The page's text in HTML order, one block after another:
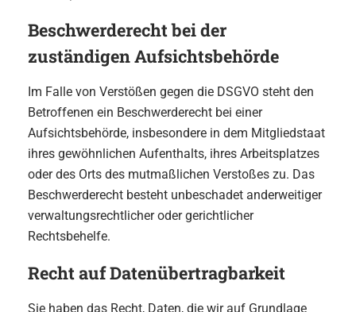
Beschwerde­recht bei der
zuständigen Aufsichts­behörde
Im Falle von Verstößen gegen die DSGVO steht den
Betroffenen ein Beschwerderecht bei einer
Aufsichtsbehörde, insbesondere in dem Mitgliedstaat
ihres gewöhnlichen Aufenthalts, ihres Arbeitsplatzes
oder des Orts des mutmaßlichen Verstoßes zu. Das
Beschwerderecht besteht unbeschadet anderweitiger
verwaltungsrechtlicher oder gerichtlicher
Rechtsbehelfe.
Recht auf Daten­übertrag­barkeit
Sie haben das Recht, Daten, die wir auf Grundlage